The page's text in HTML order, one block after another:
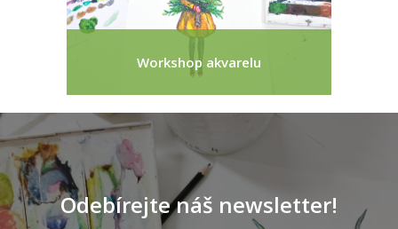
Workshop akvarelu
Odebírejte náš newsletter!